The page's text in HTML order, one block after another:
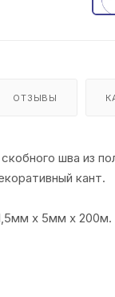
ОТЗЫВЫ
шва из
кант.
х 5мм х 200м.